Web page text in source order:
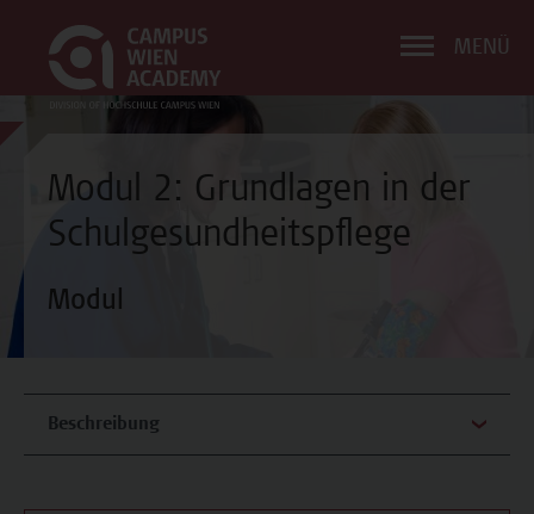
MENÜ
Modul 2: Grundlagen in der
Schulgesundheitspflege
Modul
Beschreibung